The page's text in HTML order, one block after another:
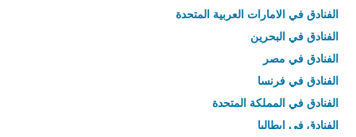
الفنادق في الامارات العربية المتحدة
الفنادق في البحرين
الفنادق في مصر
الفنادق في فرنسا
الفنادق في المملكة المتحدة
الفنادق في إيطاليا